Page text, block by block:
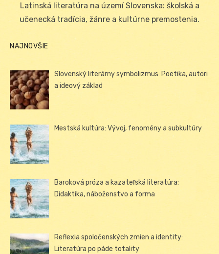
Latinská literatúra na území Slovenska: školská a
učenecká tradícia, žánre a kultúrne premostenia.
NAJNOVŠIE
Slovenský literárny symbolizmus: Poetika, autori
a ideový základ
Mestská kultúra: Vývoj, fenomény a subkultúry
Baroková próza a kazateľská literatúra:
Didaktika, náboženstvo a forma
Reflexia spoločenských zmien a identity:
Literatúra po páde totality